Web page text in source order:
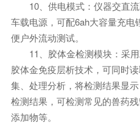
10、供电模式：仪器交直流
车载电源，可配6ah大容量充
便户外流动测试。
11、胶体金检测模块：采用
胶体金免疫层析技术，可同时
集、处理分析，将检测结果显
检测结果，可检测常见的兽药
添加物等。